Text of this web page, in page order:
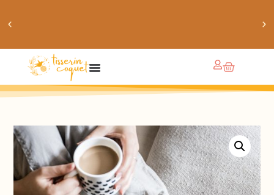
obtiens 20% de réduction sur ton prochain achat de